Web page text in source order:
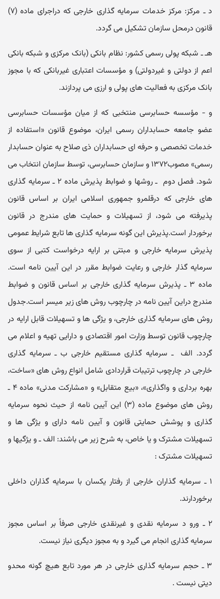
د ـ مرکز: مرکز خدمات سرمایه گذاری خارجی که دراجرای ماده (۷)
قانون درمحل سازمان تشکیل می گردد.
هـ ـ شبکه پولی رسمی کشور: نظام بانکی (بانک مرکزی و شبکه بانکی
اعم از دولتی و غیردولتی) و مؤسسات اعتباری غیربانکی که با مجوز
بانک مرکزی به فعالیت های پولی و ارزی می پردازند.
و - مؤسسه حسابرسی منتخبی که از میان مؤسسات حسابرسی
عضو جامعه حسابداران رسمی ایران، موضوع قانون «استفاده از
خدمات تخصصی و حرفه ای حسابداران ذی صلاح به عنوان حسابدار
رسمی» مصوب۱۳۷۲ و سازمان حسابرسی، توسط سازمان انتخاب می
شود. فصل دو‌م ‌ ـ‌ رو‌شها و ضوابط پذیرش ماده ۲ ـ سرمایه گذاری
های خارجی که درقلمرو جمهوری اسلامی ایران بر اساس قانون
پذیرفته می شود، از تسهیلات و حمایت های مندرج در قانون
برخوردار است.پذیرش این گونه سرمایه گذاری ها تابع شرایط عمومی
پذیرش سرمایه خارجی و مبتنی بر ارایه درخواست کتبی از سوی
سرمایه گذار خارجی و رعایت ضوابط مقرر در این آیین نامه است.
ماده ۳ ـ پذیرش سرمایه گذاری خارجی بر اساس قانون و ضوابط
مندرج دراین آیین نامه در چارچوب روش های زیر میسر است.جدول
روش های سرمایه گذاری خارجی، و یژگی ها و تسهیلات قابل ارایه در
چارچوب قانون توسط وزارت امور اقتصادی و دارایی تهیه و اعلام می
گردد. الف ‌ ـ‌ سرمایه ‌گذاری مستقیم خارجی ب ـ سرمایه گذاری
خارجی در چارچوب ترتیبات قراردادی شامل انواع روش های «ساخت،
بهره برداری و واگذاری»، «بیع متقابل» و «مشارکت مدنی» ماده ۴ ـ
روش های موضوع ماده (۳) این آیین نامه از حیث نحوه سرمایه
گذاری و پوشش حمایتی قانون و آیین نامه دارای و یژگی ها و
تسهیلات مشترک و یا خاص، به شرح زیر می باشند: الف ـ و یژگیها و
تسهیلات مشترک :
۱ ـ سرمایه گذاران خارجی از رفتار یکسان با سرمایه گذاران داخلی
برخوردارند.
۲ ـ ورو د سرمایه نقدی و غیرنقدی خارجی صرفاً بر اساس مجوز
سرمایه گذاری انجام می گیرد و به مجوز دیگری نیاز نیست.
۳ ـ حجم سرمایه گذاری خارجی در هر مورد تابع هیچ گونه محدو
دیتی نیست .